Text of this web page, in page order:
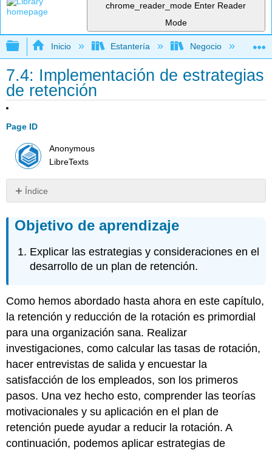
chrome_reader_mode Enter Reader
Mode
Expandir/contraer jerarquía global
Inicio Estantería Negocio
7.4: Implementación de estrategias
de retención
Page ID
Anonymous
LibreTexts
Índice
de
aprendizaje
Objetivo de aprendizaje
Explicar las estrategias y consideraciones en el
desarrollo de un plan de retención.
Como hemos abordado hasta ahora en este capítulo,
la retención y reducción de la rotación es primordial
para una organización sana. Realizar
investigaciones, como calcular las tasas de rotación,
hacer entrevistas de salida y encuestar la
satisfacción de los empleados, son los primeros
pasos. Una vez hecho esto, comprender las teorías
motivacionales y su aplicación en el plan de
retención puede ayudar a reducir la rotación. A
continuación, podemos aplicar estrategias de